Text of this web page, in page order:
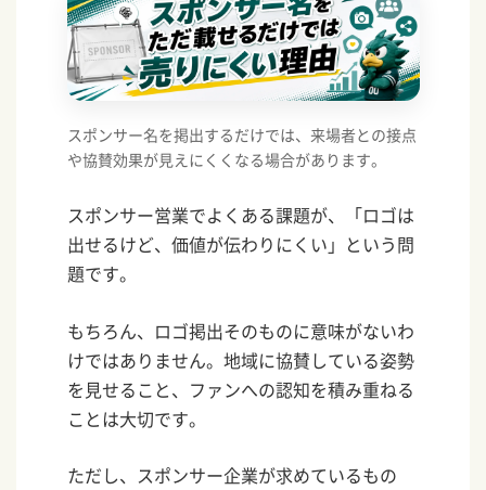
スポンサー名を掲出するだけでは、来場者との接点
や協賛効果が見えにくくなる場合があります。
スポンサー営業でよくある課題が、「ロゴは
出せるけど、価値が伝わりにくい」という問
題です。
もちろん、ロゴ掲出そのものに意味がないわ
けではありません。地域に協賛している姿勢
を見せること、ファンへの認知を積み重ねる
ことは大切です。
ただし、スポンサー企業が求めているもの